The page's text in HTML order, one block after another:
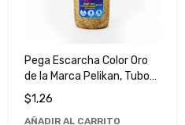
Pega Escarcha Color Oro
de la Marca Pelikan, Tubo
de 60m - Ideal para
Manualidades y Proyectos
$1,26
AÑADIR AL CARRITO